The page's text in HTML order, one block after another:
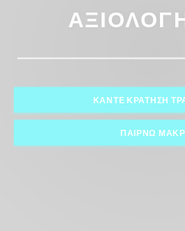
ΚΆΝΤΕ ΚΡΆΤΗΣΗ
ΠΑΊΡΝΩ